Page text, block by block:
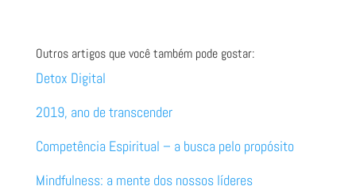
Outros artigos que você também pode gostar:
Detox Digital
2019, ano de transcender
Competência Espiritual – a busca pelo propósito
Mindfulness: a mente dos nossos líderes